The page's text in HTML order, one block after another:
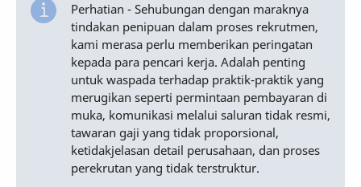
Perhatian - Sehubungan dengan maraknya
tindakan penipuan dalam proses rekrutmen,
kami merasa perlu memberikan peringatan
kepada para pencari kerja. Adalah penting
untuk waspada terhadap praktik-praktik yang
merugikan seperti permintaan pembayaran di
muka, komunikasi melalui saluran tidak resmi,
tawaran gaji yang tidak proporsional,
ketidakjelasan detail perusahaan, dan proses
perekrutan yang tidak terstruktur.